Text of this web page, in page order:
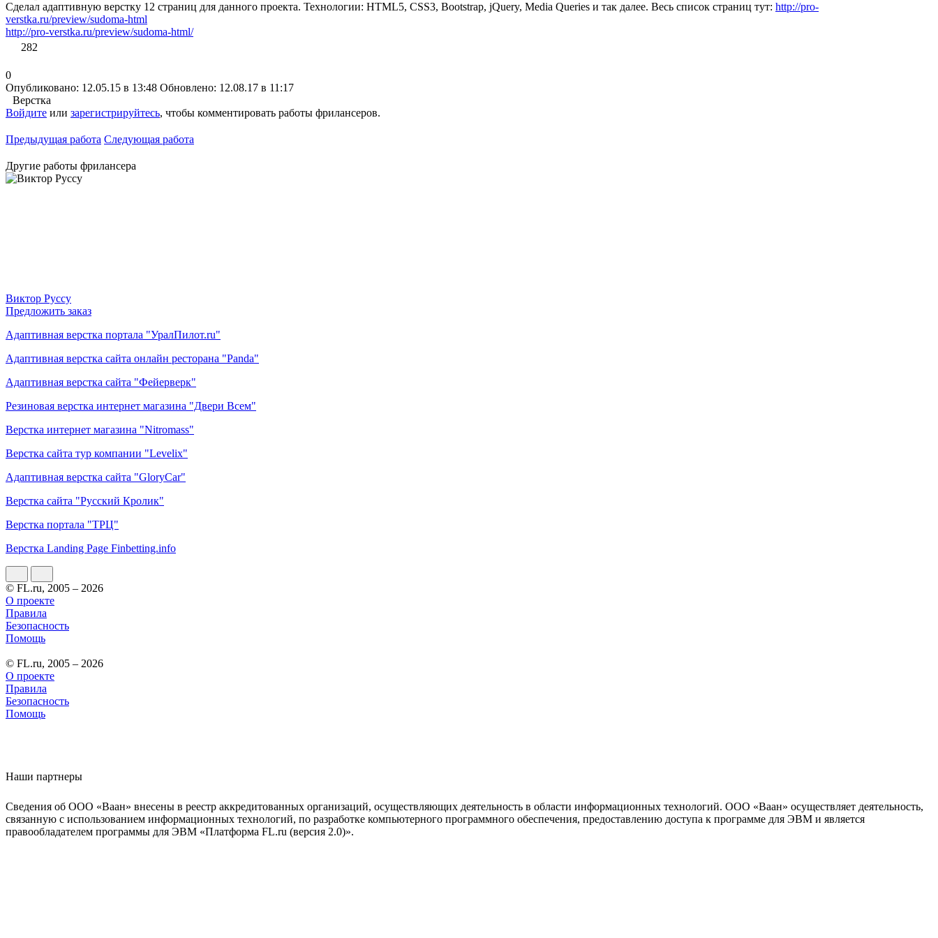
Сделал адаптивную верстку 12 страниц для данного проекта. Технологии: HTML5, CSS3, Bootstrap, jQuery, Media Queries и так далее. Весь список страниц тут: http://pro-
verstka.ru/preview/sudoma-html
http://pro-verstka.ru/preview/sudoma-html/
282
0
Опубликовано: 12.05.15 в 13:48 Обновлено: 12.08.17 в 11:17
Верстка
Войдите или зарегистрируйтесь, чтобы комментировать работы фрилансеров.
Предыдущая работа Следующая работа
Другие работы фрилансера
Виктор Руссу
Предложить заказ
Адаптивная верстка портала "УралПилот.ru"
Адаптивная верстка сайта онлайн ресторана "Panda"
Адаптивная верстка сайта "Фейерверк"
Резиновая верстка интернет магазина "Двери Всем"
Верстка интернет магазина "Nitromass"
Верстка сайта тур компании "Levelix"
Адаптивная верстка сайта "GloryCar"
Верстка сайта "Русский Кролик"
Верстка портала "ТРЦ"
Верстка Landing Page Finbetting.info
© FL.ru, 2005 – 2026
О проекте
Правила
Безопасность
Помощь
© FL.ru, 2005 – 2026
О проекте
Правила
Безопасность
Помощь
Наши партнеры
Сведения об ООО «Ваан» внесены в реестр аккредитованных организаций, осуществляющих деятельность в области информационных технологий. ООО «Ваан» осуществляет деятельность,
связанную с использованием информационных технологий, по разработке компьютерного программного обеспечения, предоставлению доступа к программе для ЭВМ и является
правообладателем программы для ЭВМ «Платформа FL.ru (версия 2.0)».